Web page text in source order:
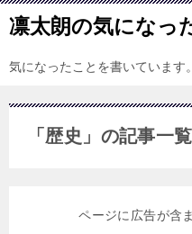
凛太朗の気になっ
気になったことを書いています。
「歴史」の記事一覧
ページに広告が含